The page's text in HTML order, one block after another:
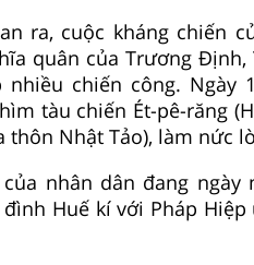
ra, cuộc kháng chiến
quân của Trương Định,
chiến công. Ngày
tàu chiến Ét-pê-răng
thôn Nhật Tảo), làm nức
nhân dân đang ngày
Huế kí với Pháp Hiệp